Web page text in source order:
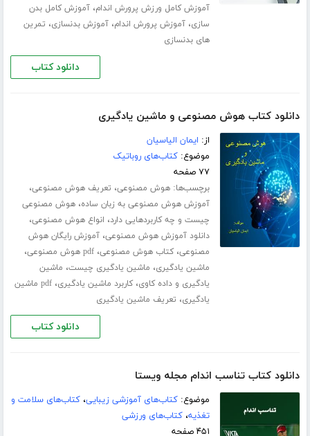
آموزش کامل ورزش پرورش اندام،آموزش کامل بدن
سازی،آموزش پرورش اندام،آموزش بدنسازی، تمرین
های بدنسازی
دانلود کتاب
دانلود کتاب هوش مصنوعی و ماشین یادگیری
از: ایمان الیاسیان
موضوع:کتاب‌های روباتیک
۷۷ صفحه
برچسب‌ها:هوش مصنوعی، تعریف هوش مصنوعی،
آموزش هوش مصنوعی به زبان ساده،هوش مصنوعی
چیست و چه کاربردهایی دارد، انواع هوش مصنوعی،
دانلود آموزش هوش مصنوعی،آموزش رایگان هوش
مصنوعی،کتاب هوش مصنوعی،pdf هوش مصنوعی ،
ماشین یادگیری، ماشین یادگیری چیست، ماشین
یادگیری و داده کاوی،کاربرد ماشین یادگیری،
pdf ماشین
یادگیری، تعریف ماشین یادگیری
دانلود کتاب
دانلود کتاب تناسب اندام مجله ویستا
موضوع:کتاب‌های آموزشی زیبایی،کتاب‌های سلامت و
تغذیه،کتاب‌های ورزشی
۴۵۱ صفحه